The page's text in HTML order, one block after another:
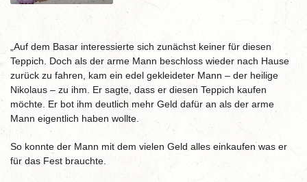
„Auf dem Basar interessierte sich zunächst keiner für diesen
Teppich. Doch als der arme Mann beschloss wieder nach Hause
zurück zu fahren, kam ein edel gekleideter Mann – der heilige
Nikolaus – zu ihm. Er sagte, dass er diesen Teppich kaufen
möchte. Er bot ihm deutlich mehr Geld dafür an als der arme
Mann eigentlich haben wollte.
So konnte der Mann mit dem vielen Geld alles einkaufen was er
für das Fest brauchte.